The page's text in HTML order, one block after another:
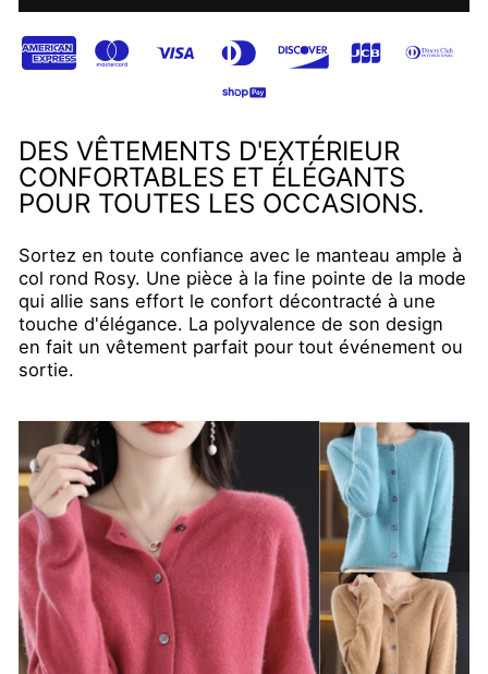
DES VÊTEMENTS D'EXTÉRIEUR
CONFORTABLES ET ÉLÉGANTS
POUR TOUTES LES OCCASIONS.
Sortez en toute confiance avec le manteau ample à
col rond Rosy. Une pièce à la fine pointe de la mode
qui allie sans effort le confort décontracté à une
touche d'élégance. La polyvalence de son design
en fait un vêtement parfait pour tout événement ou
sortie.